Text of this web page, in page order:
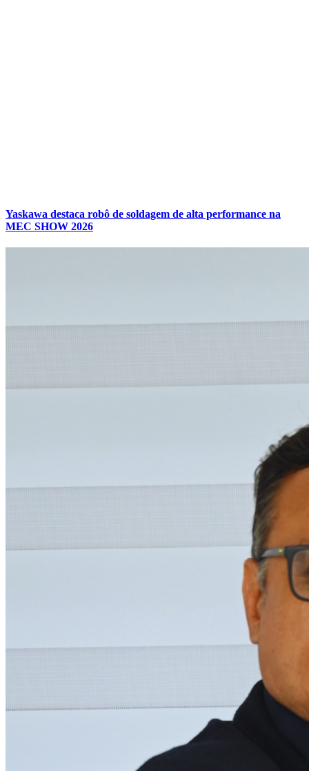
Yaskawa destaca robô de soldagem de alta performance na
MEC SHOW 2026